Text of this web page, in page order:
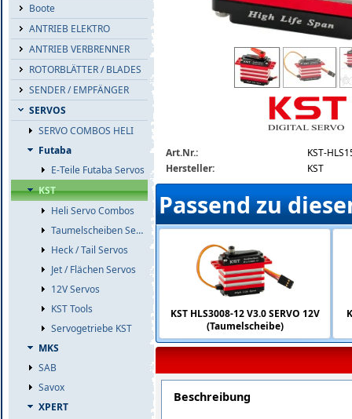
Boote
ANTRIEB ELEKTRO
ANTRIEB VERBRENNER
ROTORBLÄTTER / BLADES
SENDER / EMPFÄNGER
SERVOS
SERVO COMBOS HELI
Futaba
E-Teile Futaba Servos
KST
Heli Servo Combos
Taumelscheiben Servos
Heck / Tail Servos
Jet / Flächen Servos
12V Servos
KST Tools
Servogetriebe KST
MKS
SAB
Savox
XPERT
kst-hls1535-12-2.jpg
Art.Nr.:
KST-
Hersteller:
KST
Passend zu
KST HLS3008-12 V3.0 SERVO 12V
(Taumelscheibe)
Beschreibung